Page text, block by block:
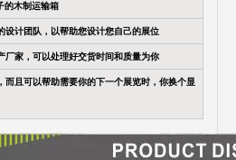
的木制运输箱
设计团队，以帮助您设计您自己的展位
厂家，可以处理好交货时间和质量为你
而且可以帮助需要你的下一个展览时，你换个显